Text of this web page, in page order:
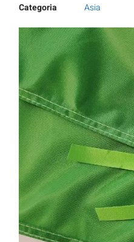
Categoria
Asia